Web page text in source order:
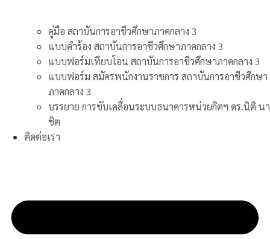
คู่มือ สถาบันการอาชีวศึกษาภาคกลาง 3
แบบคำร้อง สถาบันการอาชีวศึกษาภาคกลาง 3
แบบฟอร์มเทียบโอน สถาบันการอาชีวศึกษาภาคกลาง 3
แบบฟอร์ม สมัครพนักงานราชการ สถาบันการอาชีวศึกษา
ภาคกลาง 3
บรรยาย การขับเคลื่อนระบบธนาคารหน่วยกิตฯ ดร.นิติ นา
ชิต
ติดต่อเรา